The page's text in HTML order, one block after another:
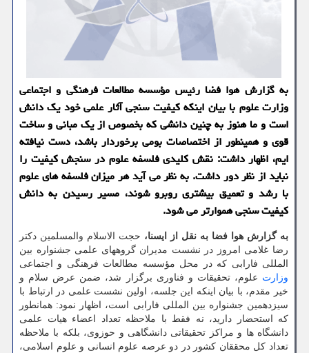
به گزارش هوا فضا رئیس مؤسسه مطالعات فرهنگی و اجتماعی
وزارت علوم با بیان اینکه کیفیت سنجی آثار علمی خود یک دانش
است و ما هنوز به چنین دانشی که بخصوص از یک مبانی و ساخت
قوی و همینطور از اختصاصات بومی برخوردار باشد، دست نیافته
ایم، اظهار داشت: نقش کلیدی فلسفه علوم در سنجش کیفیت را
نباید از نظر دور داشت. به نظر می آید هر میزان فلسفه های علوم
با رشد و تعمیق بیشتری روبرو شوند، مسیر رسیدن به دانش
کیفیت سنجی هموارتر می شود.
به گزارش هوا فضا به نقل از ایسنا، حجت الاسلام والمسلمین دکتر
رضا غلامی امروز در نشست مدیران گروههای علمی جشنواره بین
المللی فارابی که در محل مؤسسه مطالعات فرهنگی و اجتماعی
وزارت علوم، تحقیقات و فناوری برگزار شد، ضمن عرض سلام و
خیر مقدم، با بیان اینکه این جلسه، اولین نشست علمی در ارتباط با
سیزدهمین جشنواره بین المللی فارابی است، اظهار نمود: همانطور
که استحضار دارید، نه فقط با ملاحظه تعداد اعضاء هیات علمی
دانشگاه ها و مراکز تحقیقاتی دانشگاهی و حوزوی، بلکه با ملاحظه
تعداد کل محققان کشور در دو عرصه علوم انسانی و علوم اسلامی،